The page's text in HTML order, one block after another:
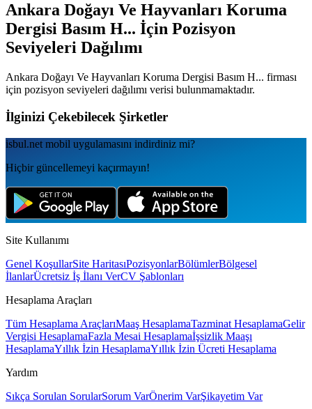
Ankara Doğayı Ve Hayvanları Koruma
Dergisi Basım H... İçin Pozisyon
Seviyeleri Dağılımı
Ankara Doğayı Ve Hayvanları Koruma Dergisi Basım H... firması
için pozisyon seviyeleri dağılımı verisi bulunmamaktadır.
İlginizi Çekebilecek Şirketler
isbul.net mobil uygulamаsını indirdiniz mi?
Hiçbir güncellemeyi kaçırmayın!
Site Kullanımı
Genel KoşullarSite HaritasıPozisyonlarBölümlerBölgesel
İlanlarÜcretsiz İş İlanı VerCV Şablonları
Hesaplama Araçları
Tüm Hesaplama AraçlarıMaaş HesaplamaTazminat HesaplamaGelir
Vergisi HesaplamaFazla Mesai Hesaplamaİşsizlik Maaşı
HesaplamaYıllık İzin HesaplamaYıllık İzin Ücreti Hesaplama
Yardım
Sıkça Sorulan SorularSorum VarÖnerim VarŞikayetim Var